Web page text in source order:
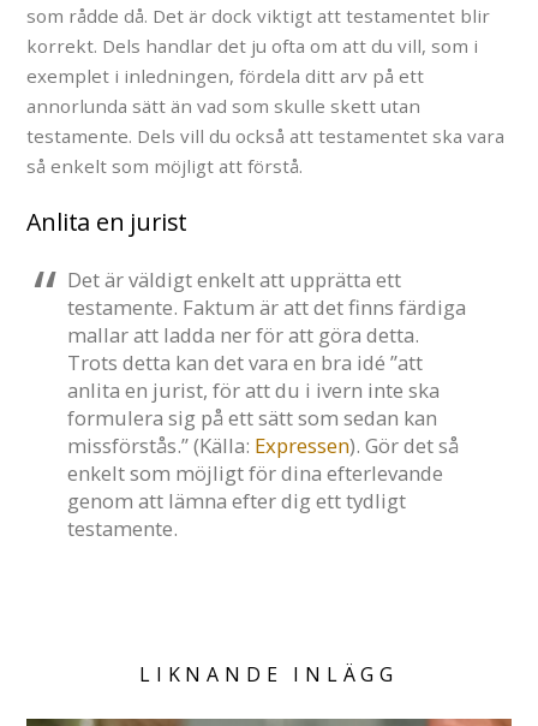
som rådde då. Det är dock viktigt att testamentet blir
korrekt. Dels handlar det ju ofta om att du vill, som i
exemplet i inledningen, fördela ditt arv på ett
annorlunda sätt än vad som skulle skett utan
testamente. Dels vill du också att testamentet ska vara
så enkelt som möjligt att förstå.
Anlita en jurist
Det är väldigt enkelt att upprätta ett
testamente. Faktum är att det finns färdiga
mallar att ladda ner för att göra detta.
Trots detta kan det vara en bra idé ”att
anlita en jurist, för att du i ivern inte ska
formulera sig på ett sätt som sedan kan
missförstås.” (Källa: Expressen). Gör det så
enkelt som möjligt för dina efterlevande
genom att lämna efter dig ett tydligt
testamente.
LIKNANDE INLÄGG